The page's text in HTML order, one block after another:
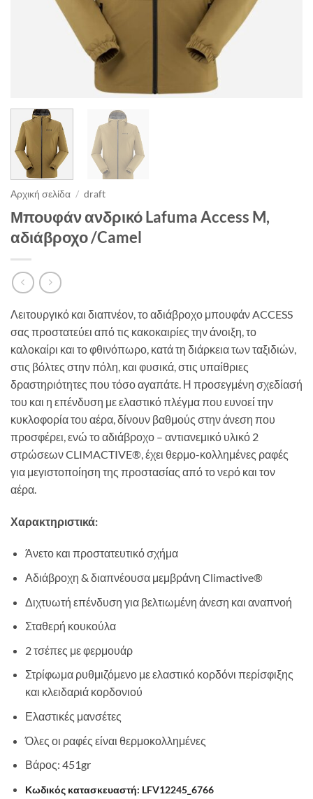
Αρχική σελίδα / draft
Μπουφάν ανδρικό Lafuma Access M,
αδιάβροχο /Camel
Λειτουργικό και διαπνέον, το αδιάβροχο μπουφάν ACCESS
σας προστατεύει από τις κακοκαιρίες την άνοιξη, το
καλοκαίρι και το φθινόπωρο, κατά τη διάρκεια των ταξιδιών,
στις βόλτες στην πόλη, και φυσικά, στις υπαίθριες
δραστηριότητες που τόσο αγαπάτε. Η προσεγμένη σχεδίασή
του και η επένδυση με ελαστικό πλέγμα που ευνοεί την
κυκλοφορία του αέρα, δίνουν βαθμούς στην άνεση που
προσφέρει, ενώ το αδιάβροχο – αντιανεμικό υλικό 2
στρώσεων CLIMACTIVE®, έχει θερμο-κολλημένες ραφές
για μεγιστοποίηση της προστασίας από το νερό και τον
αέρα.
Χαρακτηριστικά:
Άνετο και προστατευτικό σχήμα
Αδιάβροχη & διαπνέουσα μεμβράνη Climactive®
Διχτυωτή επένδυση για βελτιωμένη άνεση και αναπνοή
Σταθερή κουκούλα
2 τσέπες με φερμουάρ
Στρίφωμα ρυθμιζόμενο με ελαστικό κορδόνι περίσφιξης
και κλειδαριά κορδονιού
Ελαστικές μανσέτες
Όλες οι ραφές είναι θερμοκολλημένες
Βάρος: 451gr
Κωδικός κατασκευαστή: LFV12245_6766